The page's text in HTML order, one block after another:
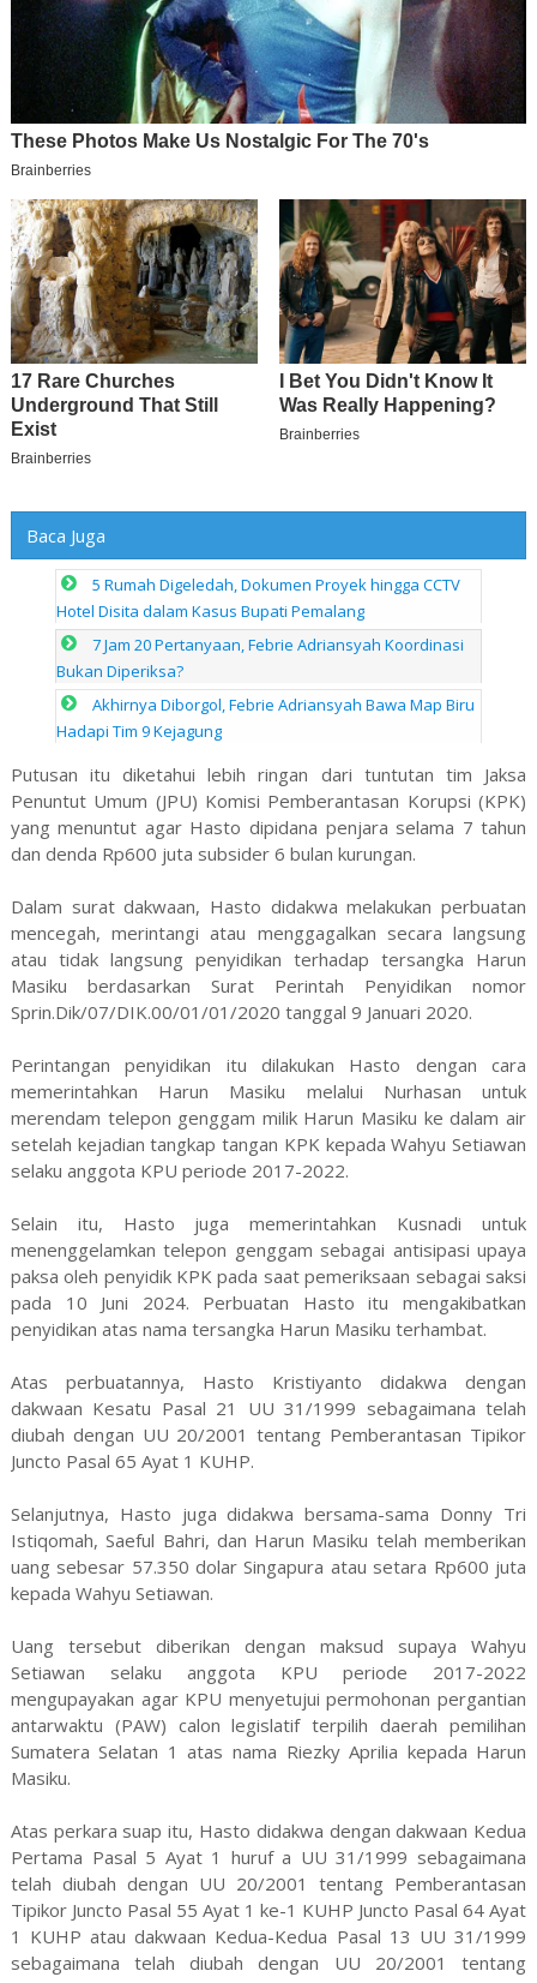
Baca Juga
5 Rumah Digeledah, Dokumen Proyek hingga CCTV
Hotel Disita dalam Kasus Bupati Pemalang
7 Jam 20 Pertanyaan, Febrie Adriansyah Koordinasi
Bukan Diperiksa?
Akhirnya Diborgol, Febrie Adriansyah Bawa Map Biru
Hadapi Tim 9 Kejagung
Putusan itu diketahui lebih ringan dari tuntutan tim Jaksa
Penuntut Umum (JPU) Komisi Pemberantasan Korupsi (KPK)
yang menuntut agar Hasto dipidana penjara selama 7 tahun
dan denda Rp600 juta subsider 6 bulan kurungan.
Dalam surat dakwaan, Hasto didakwa melakukan perbuatan
mencegah, merintangi atau menggagalkan secara langsung
atau tidak langsung penyidikan terhadap tersangka Harun
Masiku berdasarkan Surat Perintah Penyidikan nomor
Sprin.Dik/07/DIK.00/01/01/2020 tanggal 9 Januari 2020.
Perintangan penyidikan itu dilakukan Hasto dengan cara
memerintahkan Harun Masiku melalui Nurhasan untuk
merendam telepon genggam milik Harun Masiku ke dalam air
setelah kejadian tangkap tangan KPK kepada Wahyu Setiawan
selaku anggota KPU periode 2017-2022.
Selain itu, Hasto juga memerintahkan Kusnadi untuk
menenggelamkan telepon genggam sebagai antisipasi upaya
paksa oleh penyidik KPK pada saat pemeriksaan sebagai saksi
pada 10 Juni 2024. Perbuatan Hasto itu mengakibatkan
penyidikan atas nama tersangka Harun Masiku terhambat.
Atas perbuatannya, Hasto Kristiyanto didakwa dengan
dakwaan Kesatu Pasal 21 UU 31/1999 sebagaimana telah
diubah dengan UU 20/2001 tentang Pemberantasan Tipikor
Juncto Pasal 65 Ayat 1 KUHP.
Selanjutnya, Hasto juga didakwa bersama-sama Donny Tri
Istiqomah, Saeful Bahri, dan Harun Masiku telah memberikan
uang sebesar 57.350 dolar Singapura atau setara Rp600 juta
kepada Wahyu Setiawan.
Uang tersebut diberikan dengan maksud supaya Wahyu
Setiawan selaku anggota KPU periode 2017-2022
mengupayakan agar KPU menyetujui permohonan pergantian
antarwaktu (PAW) calon legislatif terpilih daerah pemilihan
Sumatera Selatan 1 atas nama Riezky Aprilia kepada Harun
Masiku.
Atas perkara suap itu, Hasto didakwa dengan dakwaan Kedua
Pertama Pasal 5 Ayat 1 huruf a UU 31/1999 sebagaimana
telah diubah dengan UU 20/2001 tentang Pemberantasan
Tipikor Juncto Pasal 55 Ayat 1 ke-1 KUHP Juncto Pasal 64 Ayat
1 KUHP atau dakwaan Kedua-Kedua Pasal 13 UU 31/1999
sebagaimana telah diubah dengan UU 20/2001 tentang